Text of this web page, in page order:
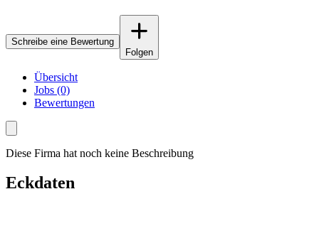
Schreibe eine Bewertung
Folgen
Übersicht
Jobs (0)
Bewertungen
Diese Firma hat noch keine Beschreibung
Eckdaten